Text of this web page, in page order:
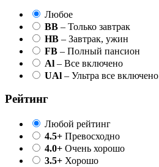
Любое
BB – Только завтрак
HB – Завтрак, ужин
FB – Полный пансион
Al – Все включено
UAl – Ультра все включено
Рейтинг
Любой рейтинг
4.5+ Превосходно
4.0+ Очень хорошо
3.5+ Хорошо